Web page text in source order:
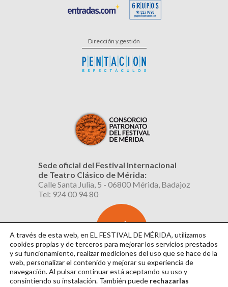
Dirección y gestión
Sede oficial del Festival Internacional
de Teatro Clásico de Mérida:
Calle Santa Julia, 5 - 06800 Mérida, Badajoz
Tel: 924 00 94 80
SUSCRÍBETE
AL BOLETÍN
A través de esta web, en EL FESTIVAL DE MÉRIDA, utilizamos
cookies propias y de terceros para mejorar los servicios prestados
y su funcionamiento, realizar mediciones del uso que se hace de la
web, personalizar el contenido y mejorar su experiencia de
navegación. Al pulsar continuarestá aceptando su uso y
consintiendo su instalación. También puede rechazarlas